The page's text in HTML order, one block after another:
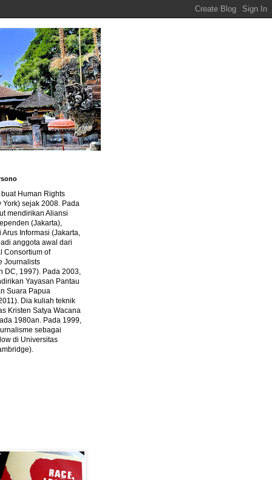
Human Rights
York) sejak 2008. Pada
mendirikan Aliansi
(Jakarta),
Arus Informasi (Jakarta,
anggota awal dari
Consortium of
Journalists
DC, 1997). Pada 2003,
Yayasan Pantau
Suara Papua
Dia kuliah teknik
Kristen Satya Wacana
1980an. Pada 1999,
sebagai
di Universitas